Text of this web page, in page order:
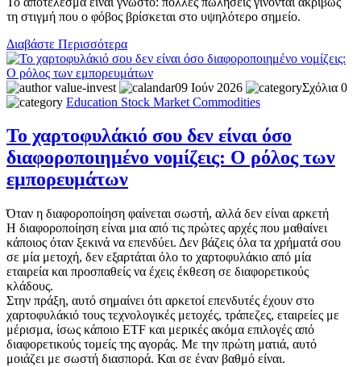
τη στιγμή που ο φόβος βρίσκεται στο υψηλότερο σημείο.
Διαβάστε Περισσότερα
value-invest 09 Ιούν 2026
Σχόλια 0
Education Stock Market Commodities
Το χαρτοφυλάκιό σου δεν είναι όσο
διαφοροποιημένο νομίζεις: Ο ρόλος των
εμπορευμάτων
Όταν η διαφοροποίηση φαίνεται σωστή, αλλά δεν είναι αρκετή
Η διαφοροποίηση είναι μια από τις πρώτες αρχές που μαθαίνει
κάποιος όταν ξεκινά να επενδύει. Δεν βάζεις όλα τα χρήματά σου
σε μία μετοχή, δεν εξαρτάται όλο το χαρτοφυλάκιο από μία
εταιρεία και προσπαθείς να έχεις έκθεση σε διαφορετικούς
κλάδους.
Στην πράξη, αυτό σημαίνει ότι αρκετοί επενδυτές έχουν στο
χαρτοφυλάκιό τους τεχνολογικές μετοχές, τράπεζες, εταιρείες με
μέρισμα, ίσως κάποιο ETF και μερικές ακόμα επιλογές από
διαφορετικούς τομείς της αγοράς. Με την πρώτη ματιά, αυτό
μοιάζει με σωστή διασπορά. Και σε έναν βαθμό είναι.